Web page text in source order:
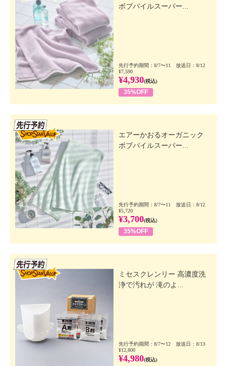
ボブパイルスーパー...
先行予約期間：8/7〜11 放送日：8/12
¥7,590
¥4,930(税込)
35%OFF
エアーかおるオーガニック
ボブパイルスーパー...
先行予約期間：8/7〜11 放送日：8/12
¥5,720
¥3,700(税込)
35%OFF
ミセスクレンリー 高濃度洗
浄で汚れが 滝のよ...
先行予約期間：8/7〜12 放送日：8/13
¥12,800
¥4,980(税込)